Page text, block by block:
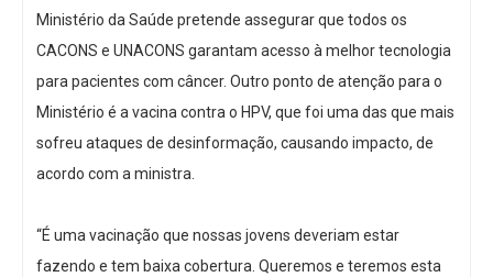
Ministério da Saúde pretende assegurar que todos os
CACONS e UNACONS garantam acesso à melhor tecnologia
para pacientes com câncer. Outro ponto de atenção para o
Ministério é a vacina contra o HPV, que foi uma das que mais
sofreu ataques de desinformação, causando impacto, de
acordo com a ministra.
“É uma vacinação que nossas jovens deveriam estar
fazendo e tem baixa cobertura. Queremos e teremos esta